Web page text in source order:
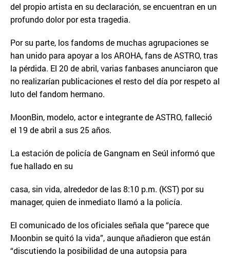
del propio artista en su declaración, se encuentran en un
profundo dolor por esta tragedia.
Por su parte, los fandoms de muchas agrupaciones se
han unido para apoyar a los AROHA, fans de ASTRO, tras
la pérdida. El 20 de abril, varias fanbases anunciaron que
no realizarían publicaciones el resto del día por respeto al
luto del fandom hermano.
MoonBin, modelo, actor e integrante de ASTRO, falleció
el 19 de abril a sus 25 años.
La estación de policía de Gangnam en Seúl informó que
fue hallado en su
casa, sin vida, alrededor de las 8:10 p.m. (KST) por su
manager, quien de inmediato llamó a la policía.
El comunicado de los oficiales señala que “parece que
Moonbin se quitó la vida”, aunque añadieron que están
“discutiendo la posibilidad de una autopsia para